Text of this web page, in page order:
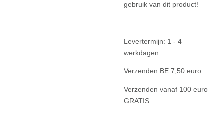
gebruik van dit product!
Levertermijn: 1 - 4
werkdagen
Verzenden BE 7,50 euro
Verzenden vanaf 100 euro
GRATIS